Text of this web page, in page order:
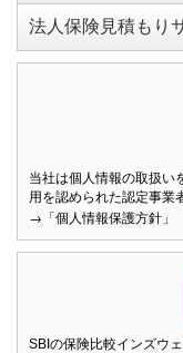
法人保険見積もり
当社は個人情報の取扱い
用を認められた認定事業
→「個人情報保護方針」
SBIの保険比較インズウ